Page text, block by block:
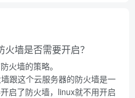
墙是否需要开启？
火墙的策略。
跟这个云服务器的防火墙是一
启了防火墙，linux就不用开启